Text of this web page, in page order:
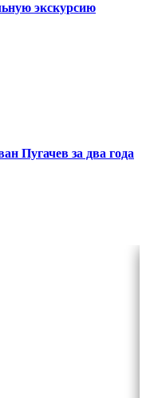
экскурсию
Пугачев за два года